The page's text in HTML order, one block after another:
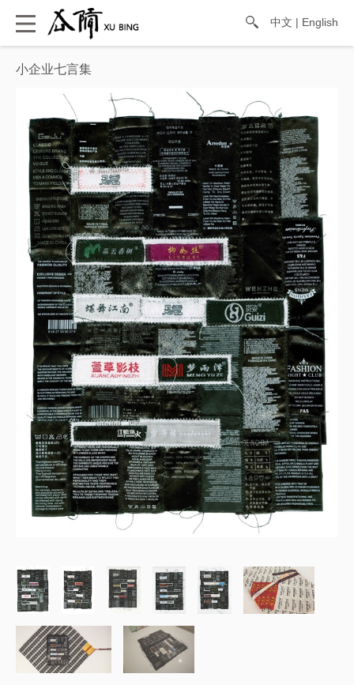
中文 | English
小企业七言集